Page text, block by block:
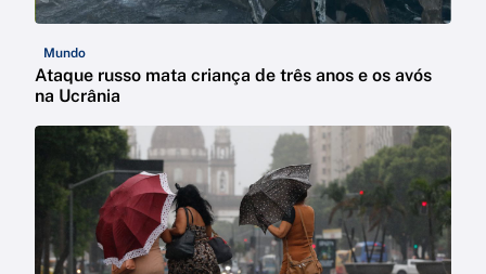
Mundo
Ataque russo mata criança de três anos e os avós
na Ucrânia